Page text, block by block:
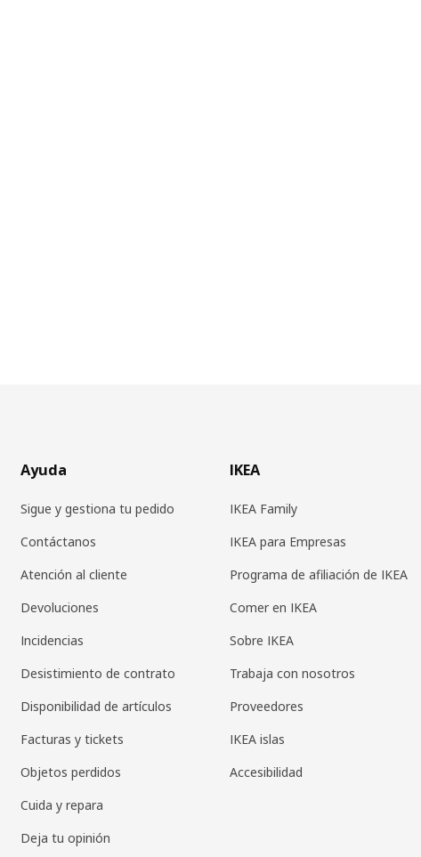
Ayuda
Sigue y gestiona tu pedido
Contáctanos
Atención al cliente
Devoluciones
Incidencias
Desistimiento de contrato
Disponibilidad de artículos
Facturas y tickets
Objetos perdidos
Cuida y repara
Deja tu opinión
IKEA
IKEA Family
IKEA para Empresas
Programa de afiliación de IKEA
Comer en IKEA
Sobre IKEA
Trabaja con nosotros
Proveedores
IKEA islas
Accesibilidad